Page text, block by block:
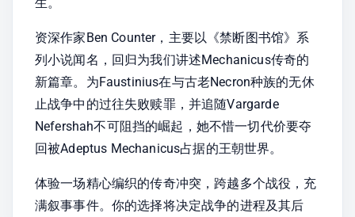
资深作家Ben Counter，主要以《禁断图书馆》系
列小说闻名，回归为我们讲述Mechanicus传奇的
新篇章。为Faustinius在与古老Necron种族的无休
止战争中的过往失败赎罪，并追随Vargarde
Nefershah不可阻挡的崛起，她不惜一切代价要夺
回被Adeptus Mechanicus占据的王朝世界。
体验一场精心编织的传奇冲突，跨越多个战役，充
满叙事事件。你的选择将决定战争的进程及其后